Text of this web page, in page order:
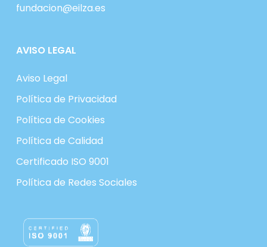
fundacion@eilza.es
AVISO LEGAL
Aviso Legal
Política de Privacidad
Política de Cookies
Política de Calidad
Certificado ISO 9001
Política de Redes Sociales